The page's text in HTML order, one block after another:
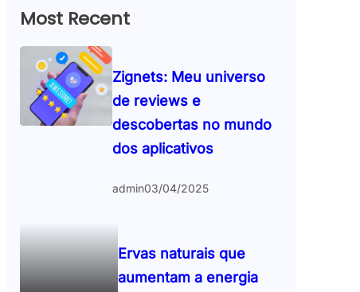
Most Recent
Zignets: Meu universo
de reviews e
descobertas no mundo
dos aplicativos
admin03/04/2025
Ervas naturais que
aumentam a energia